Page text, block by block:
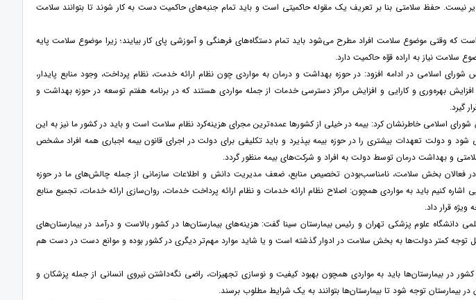
نیست. حفظ سلامتی بنا بر تعریف یک مقوله حاکمیتی است و باید تمام جنبه‌های حاکمیت دست به کار شوند تا بتوانند سلامت
که وقتی موضوع سلامت افراد مطرح می‌شود باید تمام دستگاه‌های فرهنگی و آموزشی پای کار بیایند؛ زیرا موضوع سلامت پایه
سلامت نیاز به اراده قوّه حاکمیت دارد.
اسلامی در ادامه افزود: در حوزه بهداشت و درمان به مواردی چون نظام ارائه خدمت، نظام پرداخت، وجود منابع پایدار،
بهره‌وری و کارایی و افزایش مراکز دسترسی خدمات از جمله مواردی هستند که در برنامه هفتم توسعه در حوزه بهداشت و
گیرد.
اسلامی خاطرنشان کرد: بیمه در خیلی از کشورها عمده‌ترین مجرای هزینه‌کرد نظام سلامت است و باید در کشور ما نیز به این
شود و دولت تعهدات بیشتری را در حوزه بیمه بپذیرد و باید تکلیفی برای دولت در اجرای قانون بیمه اجباری همه افراد مشخص
و بهداشت درمان توسط دولت به افراد و شرکت‌های بیمه منظور گردد.
فعالان بخش سلامت، نامناسب‌بودن تخصیص منابع، ضعف مدیریت دانش و اطلاعات سازمانی از جمله چالش‌های ما در حوزه
کنیم باید به مواردی همچون: اصلاح نظام ارائه خدمات و نظام ارائه پرداخت خدمات، روان‌سازی ارائه خدمات، تجمیع منابع
قرار داد.
دانشگاه علوم پزشکی تهران و رئیس بیمارستان سینا گفت: هزینه‌های بیمارستان‌ها در کشور بالاست و درآمد در بیمارستان‌های
توجه کمتر دولت‌ها به بخش سلامت در ادوار گذشته است و یا شاید موارد مهم‌تر دیگری در کشور بوده و موانع دست در دست هم
کشور در بیمارستان‌ها باید به مواردی همچون بهبود کیفیت و نوسازی تجهیزات، راضی نگه‌داشتن نیروی انسانی از جمله پزشکان و
بیمارستان توجه شود تا بیمارستان‌ها بتوانند به یک شرایط مطلوب برسند.